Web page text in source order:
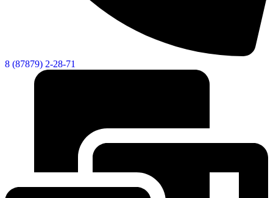
8 (87879) 2-28-71